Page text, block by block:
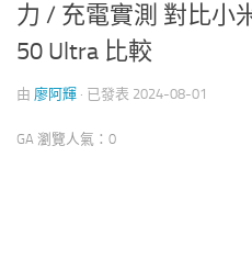
力 / 充電實測 對比小
50 Ultra 比較
由 廖阿輝 · 已發表 2024-08-01
GA 瀏覽人氣：0